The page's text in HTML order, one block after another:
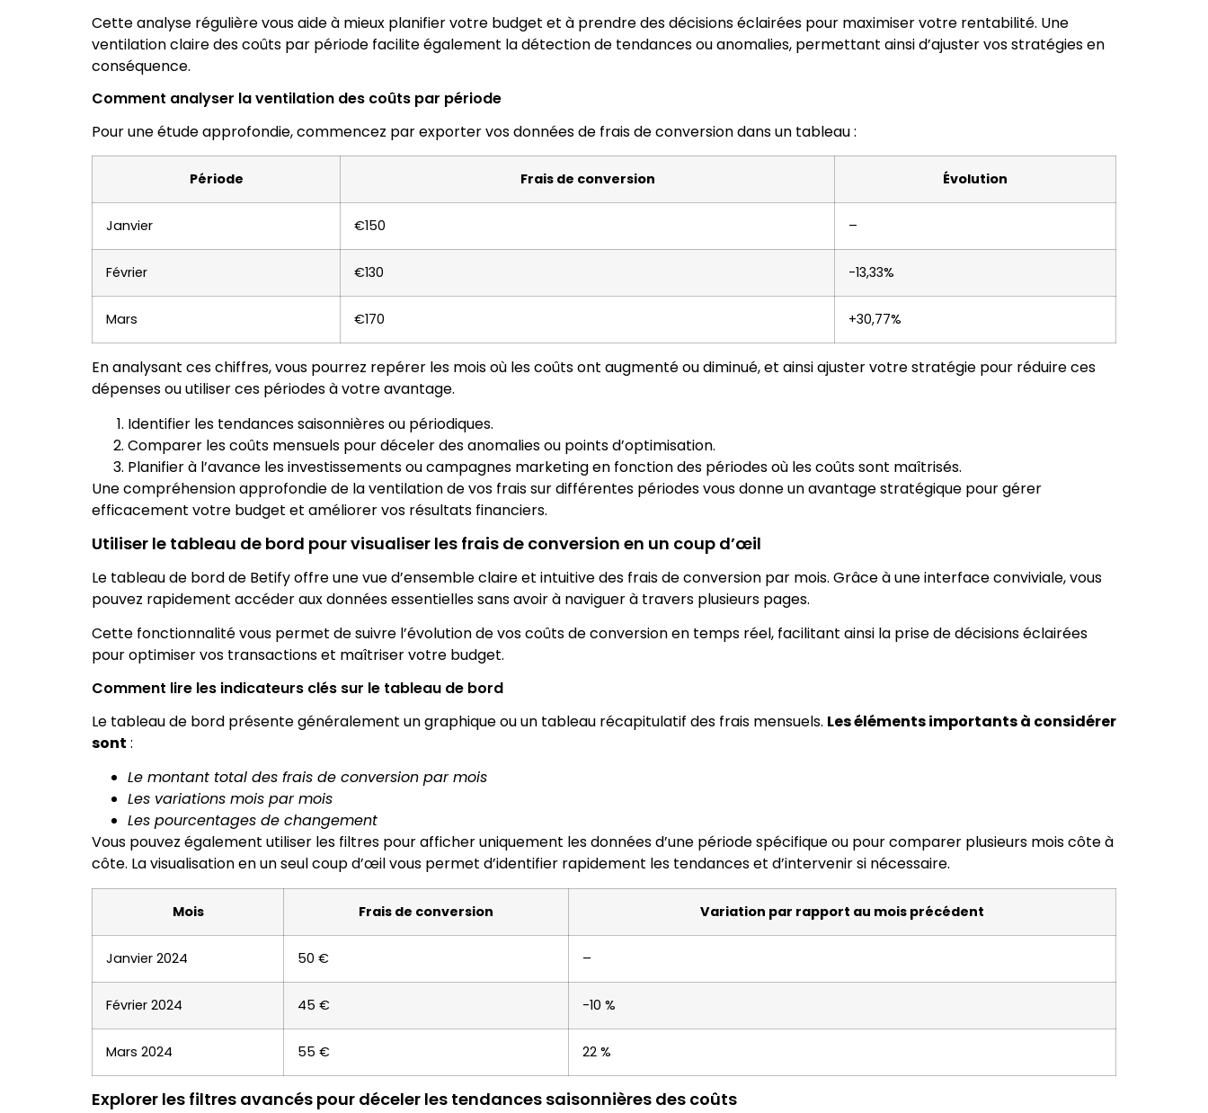
Cette analyse régulière vous aide à mieux planifier votre budget et à prendre des décisions éclairées pour maximiser votre rentabilité. Une
ventilation claire des coûts par période facilite également la détection de tendances ou anomalies, permettant ainsi d’ajuster vos stratégies en
conséquence.
Comment analyser la ventilation des coûts par période
Pour une étude approfondie, commencez par exporter vos données de frais de conversion dans un tableau :
Période Frais de conversion Évolution
Janvier €150 –
Février €130 -13,33%
Mars €170 +30,77%
En analysant ces chiffres, vous pourrez repérer les mois où les coûts ont augmenté ou diminué, et ainsi ajuster votre stratégie pour réduire ces
dépenses ou utiliser ces périodes à votre avantage.
Identifier les tendances saisonnières ou périodiques.
Comparer les coûts mensuels pour déceler des anomalies ou points d’optimisation.
Planifier à l’avance les investissements ou campagnes marketing en fonction des périodes où les coûts sont maîtrisés.
Une compréhension approfondie de la ventilation de vos frais sur différentes périodes vous donne un avantage stratégique pour gérer
efficacement votre budget et améliorer vos résultats financiers.
Utiliser le tableau de bord pour visualiser les frais de conversion en un coup d’œil
Le tableau de bord de Betify offre une vue d’ensemble claire et intuitive des frais de conversion par mois. Grâce à une interface conviviale, vous
pouvez rapidement accéder aux données essentielles sans avoir à naviguer à travers plusieurs pages.
Cette fonctionnalité vous permet de suivre l’évolution de vos coûts de conversion en temps réel, facilitant ainsi la prise de décisions éclairées
pour optimiser vos transactions et maîtriser votre budget.
Comment lire les indicateurs clés sur le tableau de bord
Le tableau de bord présente généralement un graphique ou un tableau récapitulatif des frais mensuels. Les éléments importants à considérer
sont :
Le montant total des frais de conversion par mois
Les variations mois par mois
Les pourcentages de changement
Vous pouvez également utiliser les filtres pour afficher uniquement les données d’une période spécifique ou pour comparer plusieurs mois côte à
côte. La visualisation en un seul coup d’œil vous permet d’identifier rapidement les tendances et d’intervenir si nécessaire.
Mois Frais de conversion Variation par rapport au mois précédent
Janvier 2024 50 € –
Février 2024 45 € -10 %
Mars 2024 55 € 22 %
Explorer les filtres avancés pour déceler les tendances saisonnières des coûts